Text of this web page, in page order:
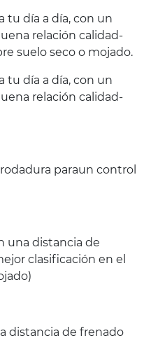
tu día a día, con un
relación calidad-
suelo seco o mojado.
tu día a día, con un
relación calidad-
paraun control
una distancia de
clasificación en el
distancia de frenado